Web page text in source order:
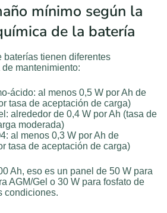
mínimo según la
de la batería
baterías tienen diferentes
mantenimiento:
ácido: al menos 0,5 W por Ah de
tasa de aceptación de carga)
alrededor de 0,4 W por Ah (tasa de
moderada)
al menos 0,3 W por Ah de
tasa de aceptación de carga)
Ah, eso es un panel de 50 W para
AGM/Gel o 30 W para fosfato de
condiciones.